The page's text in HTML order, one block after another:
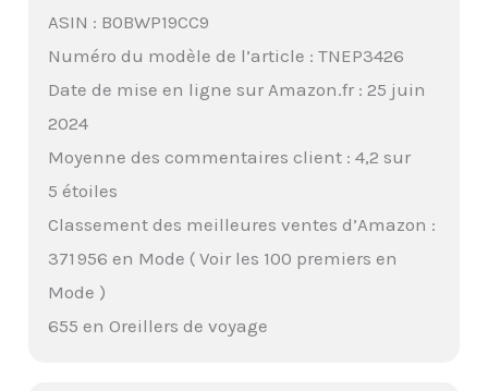
ASIN : B0BWP19CC9
Numéro du modèle de l’article : TNEP3426
Date de mise en ligne sur Amazon.fr : 25 juin
2024
Moyenne des commentaires client : 4,2 sur
5 étoiles
Classement des meilleures ventes d’Amazon :
371 956 en Mode ( Voir les 100 premiers en
Mode )
655 en Oreillers de voyage